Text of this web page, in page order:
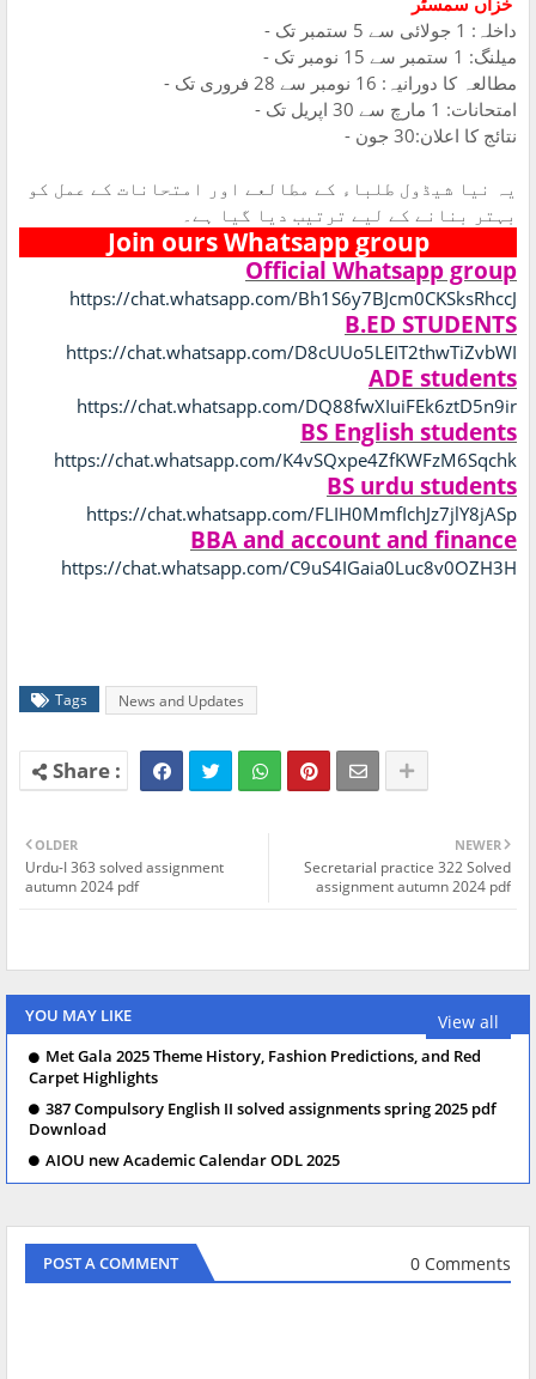
- داخلہ: 1 جولائی سے 5 ستمبر تک
- میلنگ: 1 ستمبر سے 15 نومبر تک
- مطالعہ کا دورانیہ: 16 نومبر سے 28 فروری تک
- امتحانات: 1 مارچ سے 30 اپریل تک
- نتائج کا اعلان:30 جون
بہتر بنانے کے لیے ترتیب دیا گیا ہے۔
Join ours Whatsapp group
Official Whatsapp group
https://chat.whatsapp.com/Bh1S6y7BJcm0CKSksRhccJ
B.ED STUDENTS
https://chat.whatsapp.com/D8cUUo5LEIT2thwTiZvbWI
ADE students
https://chat.whatsapp.com/DQ88fwXIuiFEk6ztD5n9ir
BS English students
https://chat.whatsapp.com/K4vSQxpe4ZfKWFzM6Sqchk
BS urdu students
https://chat.whatsapp.com/FLIH0MmfIchJz7jlY8jASp
BBA and account and finance
https://chat.whatsapp.com/C9uS4IGaia0Luc8v0OZH3H
Tags News and Updates
NEWER
Secretarial practice 322 Solved
assignment autumn 2024 pdf
OLDER
Urdu-I 363 solved assignment
autumn 2024 pdf
YOU MAY LIKE View all
Met Gala 2025 Theme History, Fashion Predictions, and Red
Carpet Highlights
387 Compulsory English II solved assignments spring 2025 pdf
Download
AIOU new Academic Calendar ODL 2025
POST A COMMENT 0 Comments